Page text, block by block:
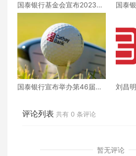
国泰银行基金会宣布2023年
奖学金得主 支持教育发展，
国泰
国泰银行宣布举办第46届年
刘昌
评论列表 共有 0 条评论
暂无评论